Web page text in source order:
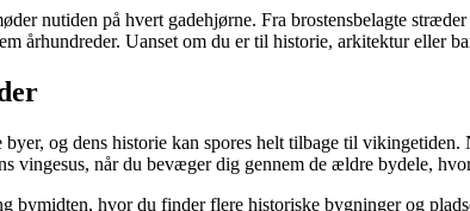
nutiden på hvert gadehjørne. Fra brostensbelagte
århundreder. Uanset om du er til historie, arkitektur eller
og dens historie kan spores helt tilbage til
vingesus, når du bevæger dig gennem de ældre bydele,
bymidten, hvor du finder flere historiske bygninger og